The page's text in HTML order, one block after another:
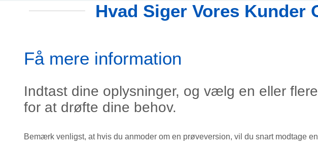
Hvad Siger Vores Kunder
Få mere information
Indtast dine oplysninger, og vælg en eller
for at drøfte dine behov.
Bemærk venligst, at hvis du anmoder om en prøveversion, vil du snart modtage